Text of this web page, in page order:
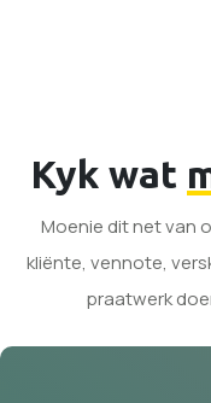
Kyk wat
Moenie dit net van
kliënte, vennote,
praatwerk